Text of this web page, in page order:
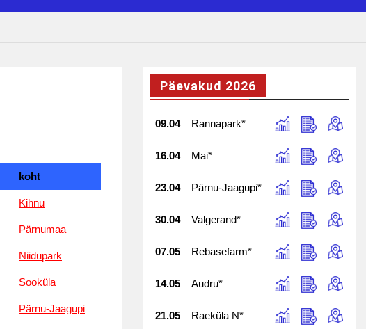
koht
Kihnu
Pärnumaa
Niidupark
Sooküla
Pärnu-Jaagupi
Päevakud 2026
09.04 Rannapark*
16.04 Mai*
23.04 Pärnu-Jaagupi*
30.04 Valgerand*
07.05 Rebasefarm*
14.05 Audru*
21.05 Raeküla N*